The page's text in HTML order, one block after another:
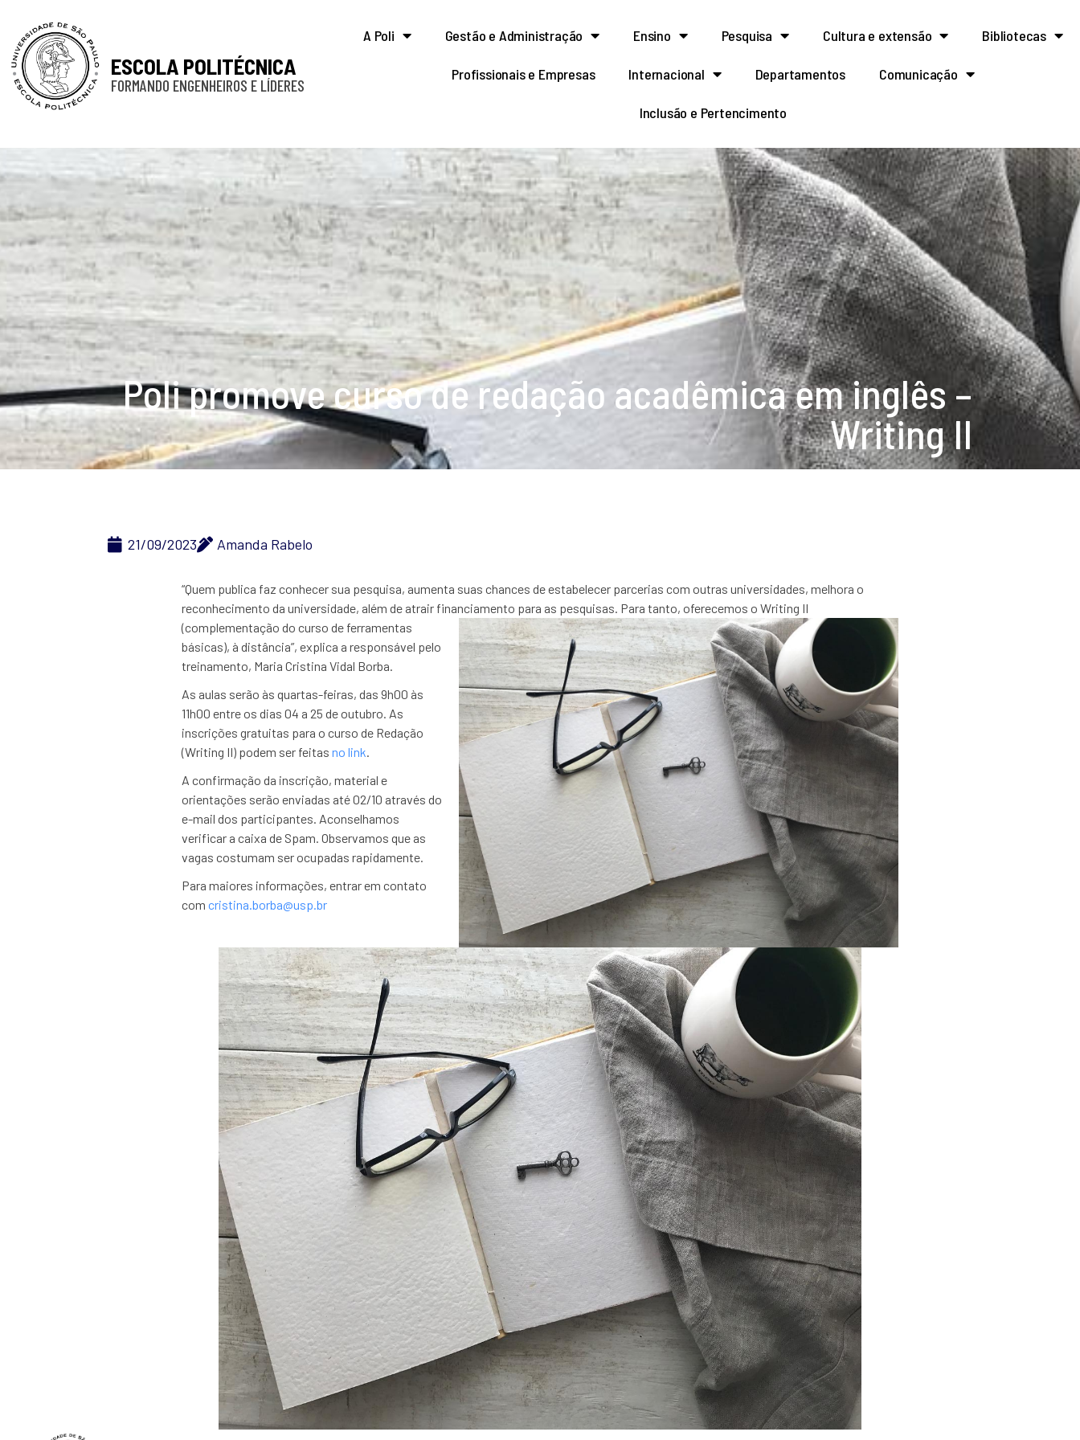
ESCOLA POLITÉCNICA
FORMANDO ENGENHEIROS E LÍDERES
A Poli Gestão e Administração Ensino Pesquisa Cultura e extensão Bibliotecas
Profissionais e Empresas Internacional Departamentos Comunicação
Inclusão e Pertencimento
Poli promove curso de redação acadêmica em inglês –
Writing II
21/09/2023 Amanda Rabelo
“Quem publica faz conhecer sua pesquisa, aumenta suas chances de estabelecer parcerias com outras universidades, melhora o
reconhecimento da universidade, além de atrair financiamento para as pesquisas. Para tanto, oferecemos o Writing II
(complementação do curso de ferramentas
básicas), à distância”, explica a responsável pelo
treinamento, Maria Cristina Vidal Borba.
As aulas serão às quartas-feiras, das 9h00 às
11h00 entre os dias 04 a 25 de outubro. As
inscrições gratuitas para o curso de Redação
(Writing II) podem ser feitas no link.
A confirmação da inscrição, material e
orientações serão enviadas até 02/10 através do
e-mail dos participantes. Aconselhamos
verificar a caixa de Spam. Observamos que as
vagas costumam ser ocupadas rapidamente.
Para maiores informações, entrar em contato
com cristina.borba@usp.br